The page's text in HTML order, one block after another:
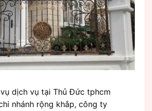
dịch vụ tại Thủ Đức tphcm
nhánh rộng khắp, công ty